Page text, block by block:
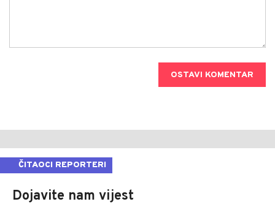
OSTAVI KOMENTAR
ČITAOCI REPORTERI
Dojavite nam vijest